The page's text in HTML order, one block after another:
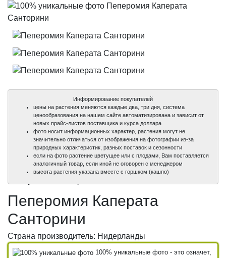
100%
100%
100%
Информирование покупателей
цены на растения меняются каждые два, три дня, система
ценообразования на нашем сайте автоматизирована и зависит от
новых прайс-листов поставщика и курса доллара
фото носит информационных характер, растения могут не
значительно отличаться от изображения на фотографии из-за
природных характеристик, разных поставок и сезонности
если на фото растение цветущее или с плодами, Вам поставляется
аналогичный товар, если иной не оговорен с менеджером
высота растения указана вместе с горшком (кашпо)
Пеперомия Каперата
Санторини
Страна производитель: Нидерланды
100% уникальные фото - это означет,